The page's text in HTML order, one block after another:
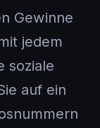
Gewinne
jedem
soziale
auf ein